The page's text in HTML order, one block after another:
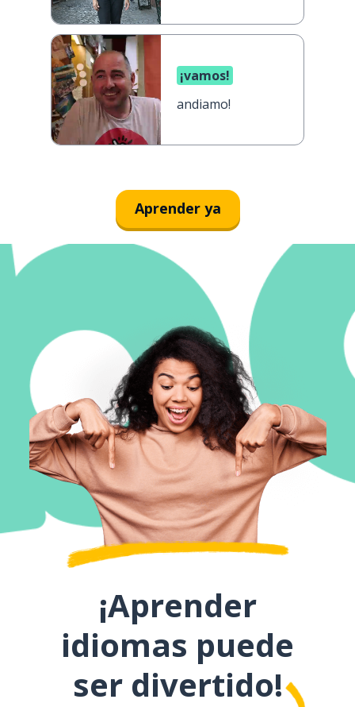
¡vamos!
andiamo!
Aprender ya
¡Aprender
idiomas puede
ser divertido!